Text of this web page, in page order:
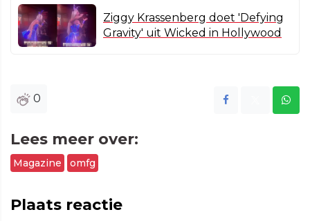
Ziggy Krassenberg doet 'Defying
Gravity' uit Wicked in Hollywood
0
Lees meer over:
Magazine omfg
Plaats reactie